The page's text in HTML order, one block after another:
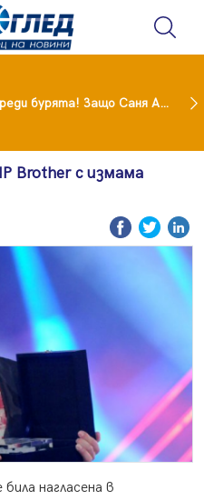
Тишина преди бурята! Защо Саня Армутлиева продължава да мълчи за раздялата с Дара?
Brother с измама
нагласена в